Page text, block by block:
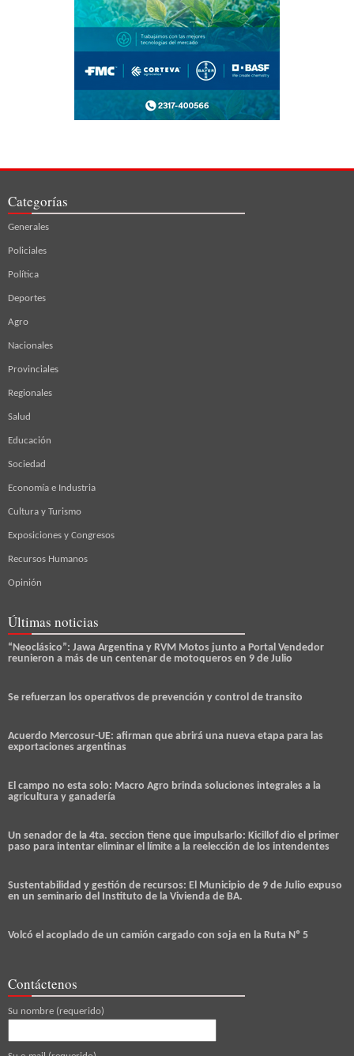
Categorías
Generales
Policiales
Política
Deportes
Agro
Nacionales
Provinciales
Regionales
Salud
Educación
Sociedad
Economía e Industria
Cultura y Turismo
Exposiciones y Congresos
Recursos Humanos
Opinión
Últimas noticias
“Neoclásico”: Jawa Argentina y RVM Motos junto a Portal Vendedor
reunieron a más de un centenar de motoqueros en 9 de Julio
Se refuerzan los operativos de prevención y control de transito
Acuerdo Mercosur-UE: afirman que abrirá una nueva etapa para las
exportaciones argentinas
El campo no esta solo: Macro Agro brinda soluciones integrales a la
agricultura y ganadería
Un senador de la 4ta. seccion tiene que impulsarlo: Kicillof dio el primer
paso para intentar eliminar el límite a la reelección de los intendentes
Sustentabilidad y gestión de recursos: El Municipio de 9 de Julio expuso
en un seminario del Instituto de la Vivienda de BA.
Volcó el acoplado de un camión cargado con soja en la Ruta Nº 5
Contáctenos
Su nombre (requerido)